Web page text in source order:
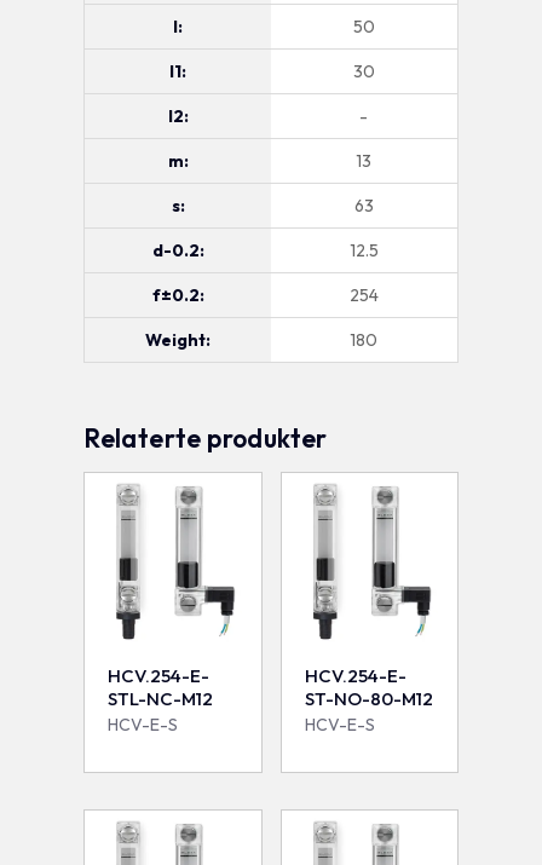
l: 50
l1: 30
l2: -
m: 13
s: 63
d-0.2: 12.5
f±0.2: 254
Weight: 180
Relaterte produkter
HCV.254-E-
STL-NC-M12
HCV-E-S
HCV.254-E-
ST-NO-80-M12
HCV-E-S